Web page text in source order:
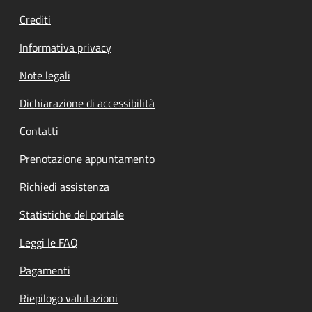
Crediti
Informativa privacy
Note legali
Dichiarazione di accessibilità
Contatti
Prenotazione appuntamento
Richiedi assistenza
Statistiche del portale
Leggi le FAQ
Pagamenti
Riepilogo valutazioni